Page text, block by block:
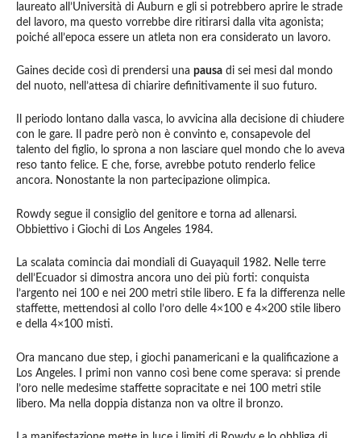
laureato all’Università di Auburn e gli si potrebbero aprire le strade
del lavoro, ma questo vorrebbe dire ritirarsi dalla vita agonista;
poiché all’epoca essere un atleta non era considerato un lavoro.
Gaines decide così di prendersi una pausa di sei mesi dal mondo
del nuoto, nell’attesa di chiarire definitivamente il suo futuro.
Il periodo lontano dalla vasca, lo avvicina alla decisione di chiudere
con le gare. Il padre però non è convinto e, consapevole del
talento del figlio, lo sprona a non lasciare quel mondo che lo aveva
reso tanto felice. E che, forse, avrebbe potuto renderlo felice
ancora. Nonostante la non partecipazione olimpica.
Rowdy segue il consiglio del genitore e torna ad allenarsi.
Obbiettivo i Giochi di Los Angeles 1984.
La scalata comincia dai mondiali di Guayaquil 1982. Nelle terre
dell’Ecuador si dimostra ancora uno dei più forti: conquista
l’argento nei 100 e nei 200 metri stile libero. E fa la differenza nelle
staffette, mettendosi al collo l’oro delle 4×100 e 4×200 stile libero
e della 4×100 misti.
Ora mancano due step, i giochi panamericani e la qualificazione a
Los Angeles. I primi non vanno così bene come sperava: si prende
l’oro nelle medesime staffette sopracitate e nei 100 metri stile
libero. Ma nella doppia distanza non va oltre il bronzo.